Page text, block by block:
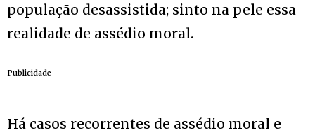
população desassistida; sinto na pele essa
realidade de assédio moral.
Publicidade
Há casos recorrentes de assédio moral e